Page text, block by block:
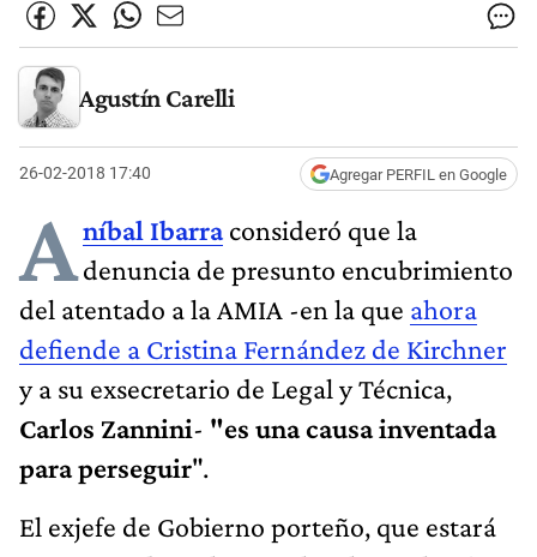
Agustín Carelli
26-02-2018 17:40 Agregar PERFIL en Google
Aníbal Ibarraconsideró que la
denuncia de presunto encubrimiento
del atentado a la AMIA -en la que ahora
defiende a Cristina Fernández de Kirchner
y a su exsecretario de Legal y Técnica,
Carlos Zannini- "es una causa inventada
para perseguir".
El exjefe de Gobierno porteño, que estará